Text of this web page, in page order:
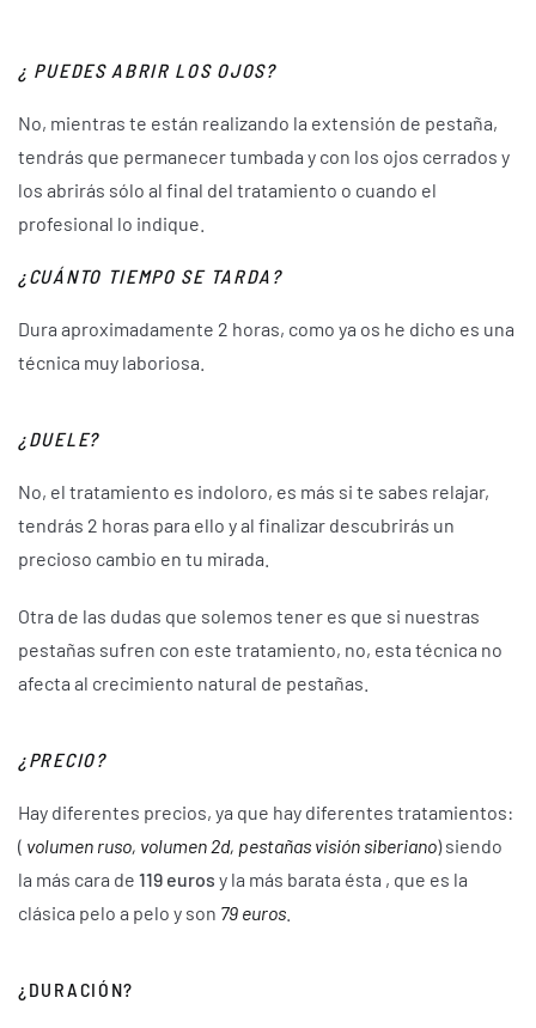
¿ PUEDES ABRIR LOS OJOS?
No, mientras te están realizando la extensión de pestaña,
tendrás que permanecer tumbada y con los ojos cerrados y
los abrirás sólo al final del tratamiento o cuando el
profesional lo indique.
¿CUÁNTO TIEMPO SE TARDA?
Dura aproximadamente 2 horas, como ya os he dicho es una
técnica muy laboriosa.
¿DUELE?
No, el tratamiento es indoloro, es más si te sabes relajar,
tendrás 2 horas para ello y al finalizar descubrirás un
precioso cambio en tu mirada.
Otra de las dudas que solemos tener es que si nuestras
pestañas sufren con este tratamiento, no, esta técnica no
afecta al crecimiento natural de pestañas.
¿PRECIO?
Hay diferentes precios, ya que hay diferentes tratamientos:
( volumen ruso, volumen 2d, pestañas visión siberiano) siendo
la más cara de 119 euros y la más barata ésta , que es la
clásica pelo a pelo y son 79 euros
¿DURACIÓN?